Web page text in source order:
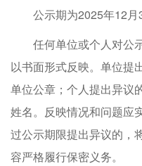
公示期为2025年12月
任何单位或个人对公
以书面形式反映。单位提
单位公章；个人提出异议
姓名。反映情况和问题应
过公示期限提出异议的，
容严格履行保密义务。